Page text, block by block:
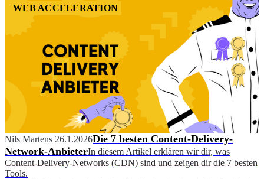
WEB ACCELERATION
Nils Martens 26.1.2026Die 7 besten Content-Delivery-
Network-AnbieterIn diesem Artikel erklären wir dir, was
Content-Delivery-Networks (CDN) sind und zeigen dir die 7 besten
Tools.